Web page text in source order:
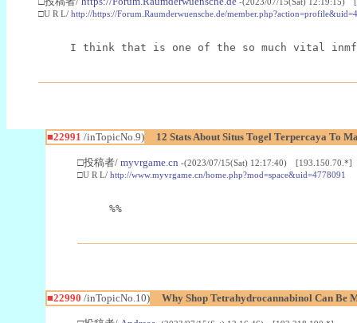
□U R L/ http://https://Forum.Raumderwuensche.de/
I think that is one of the so much vital
■22991 /inTopicNo.9) 12 Stats About Situs Togel Terpercaya To
□投稿者/ myvrgame.cn -(2023/07/15(Sat) 12:17:40) [193.150.70.*]
□U R L/ http://www.myvrgame.cn/home.php?mod=space&uid=4778091
%%
■22990 /inTopicNo.10) Why Shop Tetrahydrocannabinol Can Be